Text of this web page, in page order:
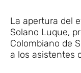
La apertura del
Solano Luque,
Colombiano de
a los asistentes